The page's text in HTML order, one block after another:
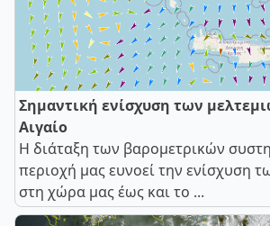
Σημαντική ενίσχυση των
Αιγαίο
Η διάταξη των βαρομετρικών
περιοχή μας ευνοεί την ενίσχυση
στη χώρα μας έως και το ...